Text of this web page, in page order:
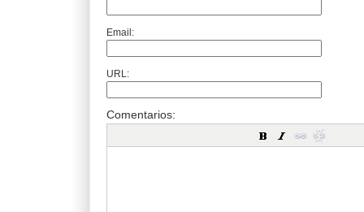
Email:
URL:
Comentarios: